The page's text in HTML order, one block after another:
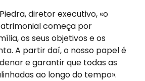
diretor executivo, «o
começa por
os seus objetivos e os
A partir daí, o nosso papel é
e garantir que todas as
ao longo do tempo».